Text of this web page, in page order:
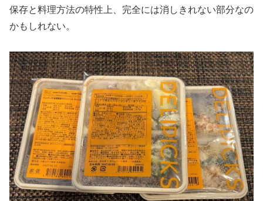
保存と料理方法の特性上、完全には消しきれない部分なの
かもしれない。